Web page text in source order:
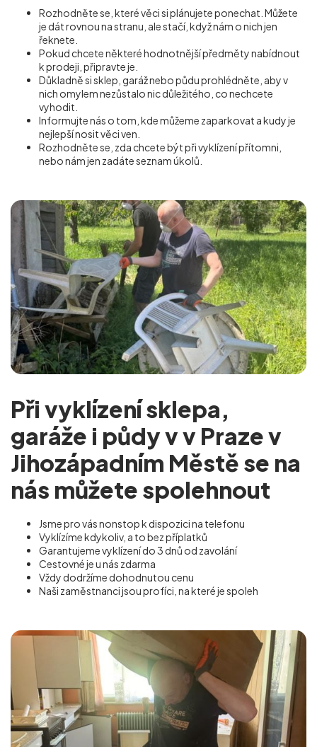
Rozhodněte se, které věci si plánujete ponechat. Můžete
je dát rovnou na stranu, ale stačí, když nám o nich jen
řeknete.
Pokud chcete některé hodnotnější předměty nabídnout
k prodeji, připravte je.
Důkladně si sklep, garáž nebo půdu prohlédněte, aby v
nich omylem nezůstalo nic důležitého, co nechcete
vyhodit.
Informujte nás o tom, kde můžeme zaparkovat a kudy je
nejlepší nosit věci ven.
Rozhodněte se, zda chcete být při vyklízení přítomni,
nebo nám jen zadáte seznam úkolů.
Při vyklízení sklepa,
garáže i půdy v v Praze v
Jihozápadním Městě se na
nás můžete spolehnout
Jsme pro vás nonstop k dispozici na telefonu
Vyklízíme kdykoliv, a to bez příplatků
Garantujeme vyklízení do 3 dnů od zavolání
Cestovné je u nás zdarma
Vždy dodržíme dohodnutou cenu
Naši zaměstnanci jsou profíci, na které je spoleh